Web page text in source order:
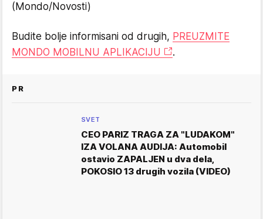
(Mondo/Novosti)
Budite bolje informisani od drugih, PREUZMITE
MONDO MOBILNU APLIKACIJU
.
PR
SVET
CEO PARIZ TRAGA ZA "LUDAKOM"
IZA VOLANA AUDIJA: Automobil
ostavio ZAPALJEN u dva dela,
POKOSIO 13 drugih vozila (VIDEO)